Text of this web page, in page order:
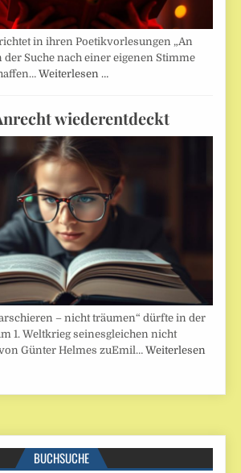
in ihren Poetikvorlesungen „An
der Suche nach einer eigenen Stimme
Weiterlesen …
wiederentdeckt
– nicht träumen“ dürfte in der
1. Weltkrieg seinesgleichen nicht
Günter Helmes zuEmil…Weiterlesen
BUCHSUCHE